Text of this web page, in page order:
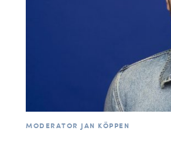
MODERATOR JAN KÖPPEN